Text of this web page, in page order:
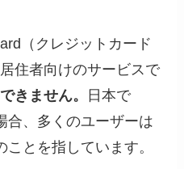
（クレジットカード
住者向けのサービスで
きません。
日本で
合、多くのユーザーは
ことを指しています。